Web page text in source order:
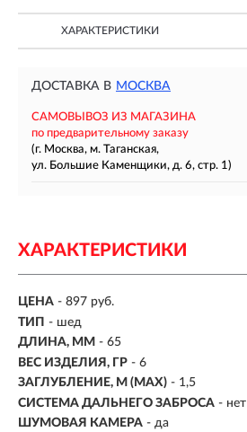
ХАРАКТЕРИСТИКИ
ДОСТАВКА В МОСКВА
САМОВЫВОЗ ИЗ МАГАЗИНА
по предварительному заказу
(г. Москва, м. Таганская,
ул. Большие Каменщики, д. 6, стр. 1)
ХАРАКТЕРИСТИКИ
ЦЕНА - 897 руб.
ТИП - шед
ДЛИНА, ММ - 65
ВЕС ИЗДЕЛИЯ, ГР - 6
ЗАГЛУБЛЕНИЕ, М (MAX) - 1,5
СИСТЕМА ДАЛЬНЕГО ЗАБРОСА - нет
ШУМОВАЯ КАМЕРА - да